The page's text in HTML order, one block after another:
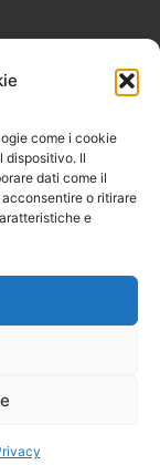
come i cookie
dispositivo. Il
dati come il
o ritirare
e
corso Alfieri),
registrata al
Sergio